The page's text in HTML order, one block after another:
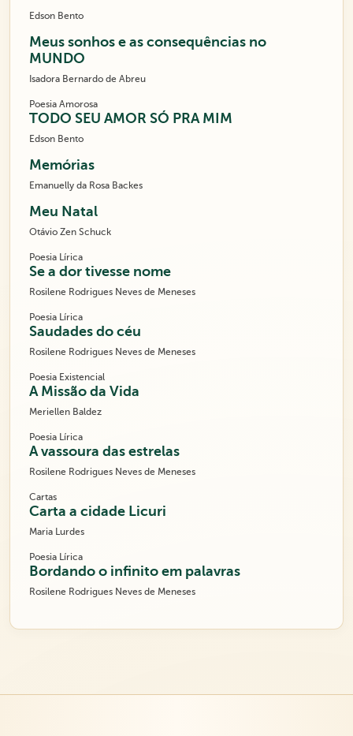
Edson Bento
Meus sonhos e as consequências no
MUNDO
Isadora Bernardo de Abreu
Poesia Amorosa
TODO SEU AMOR SÓ PRA MIM
Edson Bento
Memórias
Emanuelly da Rosa Backes
Meu Natal
Otávio Zen Schuck
Poesia Lírica
Se a dor tivesse nome
Rosilene Rodrigues Neves de Meneses
Poesia Lírica
Saudades do céu
Rosilene Rodrigues Neves de Meneses
Poesia Existencial
A Missão da Vida
Meriellen Baldez
Poesia Lírica
A vassoura das estrelas
Rosilene Rodrigues Neves de Meneses
Cartas
Carta a cidade Licuri
Maria Lurdes
Poesia Lírica
Bordando o infinito em palavras
Rosilene Rodrigues Neves de Meneses